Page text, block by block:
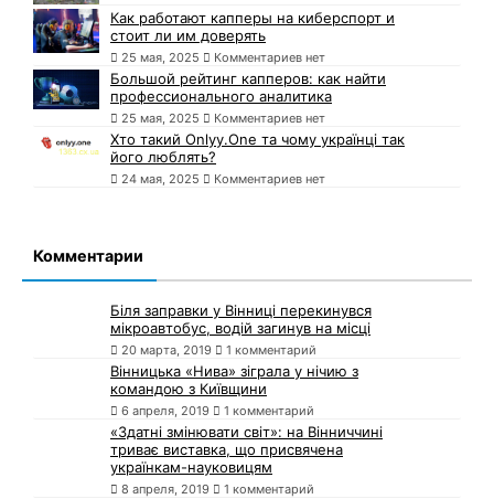
Как работают капперы на киберспорт и
стоит ли им доверять
25 мая, 2025 Комментариев нет
Большой рейтинг капперов: как найти
профессионального аналитика
25 мая, 2025 Комментариев нет
Хто такий Onlyy.One та чому українці так
його люблять?
24 мая, 2025 Комментариев нет
Комментарии
Біля заправки у Вінниці перекинувся
мікроавтобус, водій загинув на місці
20 марта, 2019 1 комментарий
Вінницька «Нива» зіграла у нічию з
командою з Київщини
6 апреля, 2019 1 комментарий
«Здатні змінювати світ»: на Вінниччині
триває виставка, що присвячена
українкам-науковицям
8 апреля, 2019 1 комментарий